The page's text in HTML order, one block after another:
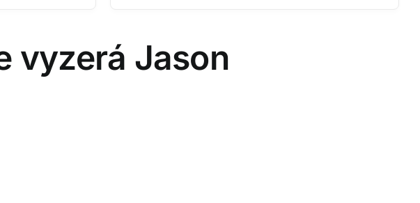
vyzerá Jason